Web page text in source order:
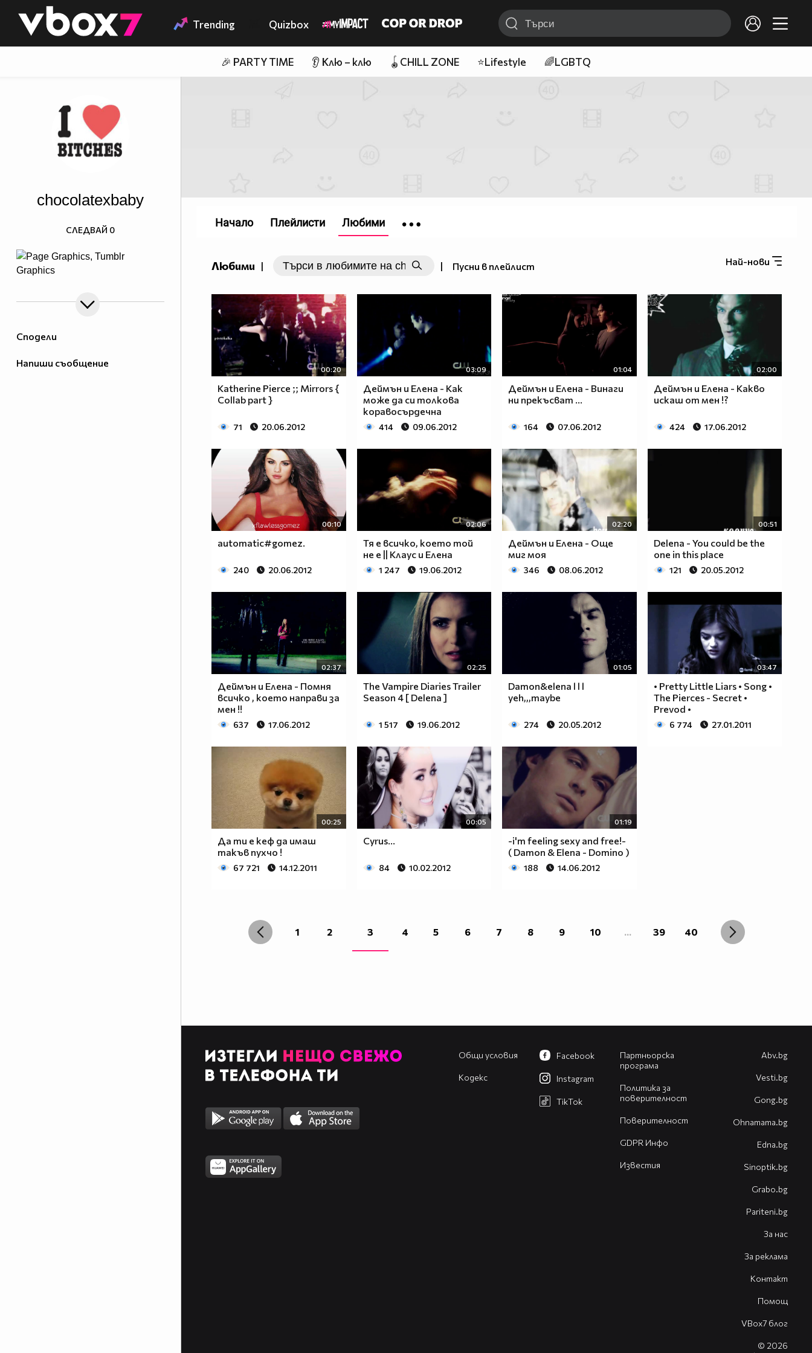
👾 Trending Quizbox
🎉 PARTY TIME 👂 Клю – клю 🪀CHILL ZONE ⭐Lifestyle 🌈LGBTQ
Сподели
Напиши съобщение
chocolatexbaby
СЛЕДВАЙ 0
Любими | | Пусни в плейлист Най-нови
00:20
Katherine Pierce ;; Mirrors {
Collab part }
71 20.06.2012
03:09
Деймън и Елена - Как
може да си толкова
коравосърдечна
414 09.06.2012
01:04
Деймън и Елена - Винаги
ни прекъсват ...
164 07.06.2012
02:00
Деймън и Елена - Какво
искаш от мен !?
424 17.06.2012
00:10
automatic#gomez.
240 20.06.2012
02:06
Тя е всичко, което той
не е || Клаус и Елена
1 247 19.06.2012
02:20
Деймън и Елена - Още
миг моя
346 08.06.2012
00:51
Delena - You could be the
one in this place
121 20.05.2012
02:37
Деймън и Елена - Помня
всичко , което направи за
мен !!
637 17.06.2012
02:25
The Vampire Diaries Trailer
Season 4 [ Delena ]
1 517 19.06.2012
01:05
Damon&elena l l l
yeh,,,maybe
274 20.05.2012
03:47
• Pretty Little Liars • Song •
The Pierces - Secret •
Prevod •
6 774 27.01.2011
00:25
Да ти е кеф да имаш
такъв пухчо !
67 721 14.12.2011
00:05
Cyrus...
84 10.02.2012
01:19
-i'm feeling sexy and free!-
( Damon & Еlena - Domino )
188 14.06.2012
1 2 3 4 5 6 7 8 9 10 ... 39 40
Начало Плейлисти Любими
Общи условия
Кодекс
Партньорска
програма
Политика за
поверителност
Поверителност
GDPR Инфо
Известия
Facebook
Instagram
TikTok
Abv.bg
Vesti.bg
Gong.bg
Оhnamama.bg
Edna.bg
Sinoptik.bg
Grabo.bg
Pariteni.bg
За нас
За реклама
Контакт
Помощ
VBox7 блог
© 2026